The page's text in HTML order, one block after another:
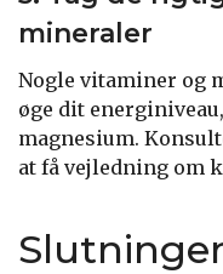
mineraler
Nogle vitaminer og
øge dit
magnesium.
at få vejledning om